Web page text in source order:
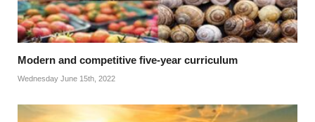
Modern and competitive five-year curriculum
Wednesday June 15th, 2022